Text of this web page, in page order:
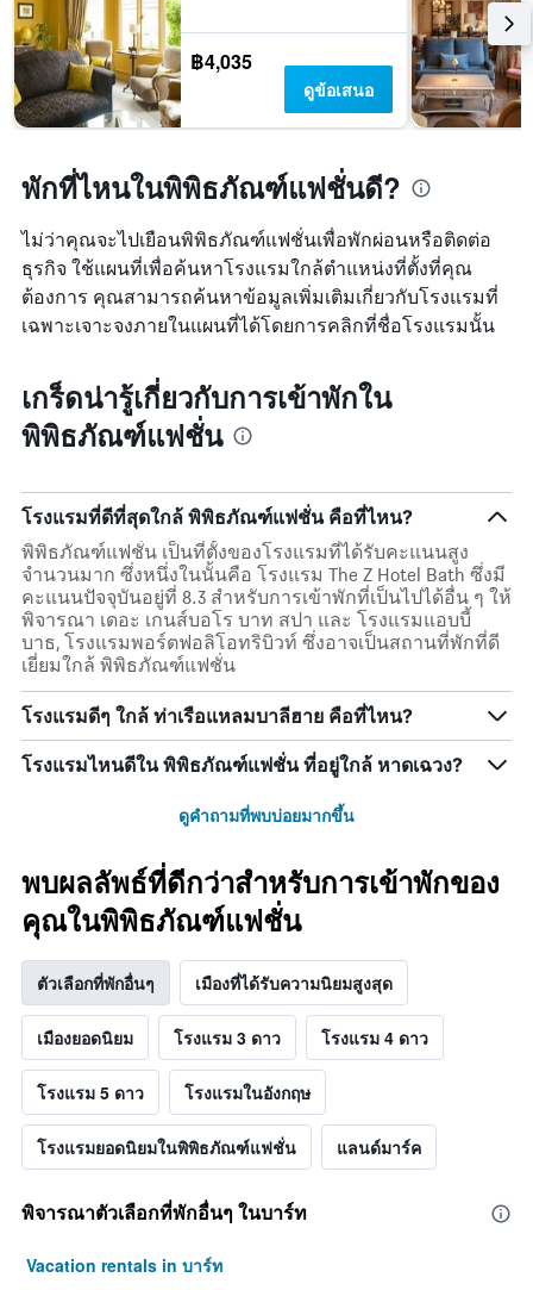
฿4,035
ดูข้อเสนอ
พักที่ไหนในพิพิธภัณฑ์แฟชั่นดี?
ไม่ว่าคุณจะไปเยือนพิพิธภัณฑ์แฟชั่นเพื่อพักผ่อนหรือติดต่อ
ธุรกิจ ใช้แผนที่เพื่อค้นหาโรงแรมใกล้ตำแหน่งที่ตั้งที่คุณ
ต้องการ คุณสามารถค้นหาข้อมูลเพิ่มเติมเกี่ยวกับโรงแรมที่
เฉพาะเจาะจงภายในแผนที่ได้โดยการคลิกที่ชื่อโรงแรมนั้น
เกร็ดน่ารู้เกี่ยวกับการเข้าพักใน
พิพิธภัณฑ์แฟชั่น
โรงแรมที่ดีที่สุดใกล้ พิพิธภัณฑ์แฟชั่น คือที่ไหน?
พิพิธภัณฑ์แฟชั่น เป็นที่ตั้งของโรงแรมที่ได้รับคะแนนสูง
จำนวนมาก ซึ่งหนึ่งในนั้นคือ โรงแรม The Z Hotel Bath ซึ่งมี
คะแนนปัจจุบันอยู่ที่ 8.3 สำหรับการเข้าพักที่เป็นไปได้อื่น ๆ ให้
พิจารณา เดอะ เกนส์บอโร บาท สปา และ โรงแรมแอบบี้
บาธ, โรงแรมพอร์ตฟอลิโอทริบิวท์ ซึ่งอาจเป็นสถานที่พักที่ดี
เยี่ยมใกล้ พิพิธภัณฑ์แฟชั่น
โรงแรมดีๆ ใกล้ ท่าเรือแหลมบาลีฮาย คือที่ไหน?
โรงแรมไหนดีใน พิพิธภัณฑ์แฟชั่น ที่อยู่ใกล้ หาดเฉวง?
ดูคำถามที่พบบ่อยมากขึ้น
พบผลลัพธ์ที่ดีกว่าสำหรับการเข้าพักของ
คุณในพิพิธภัณฑ์แฟชั่น
ตัวเลือกที่พักอื่นๆ เมืองที่ได้รับความนิยมสูงสุด
เมืองยอดนิยม โรงแรม 3 ดาว โรงแรม 4 ดาว
โรงแรม 5 ดาว โรงแรมในอังกฤษ
โรงแรมยอดนิยมในพิพิธภัณฑ์แฟชั่น แลนด์มาร์ค
พิจารณาตัวเลือกที่พักอื่นๆ ในบาร์ท
Vacation rentals in บาร์ท